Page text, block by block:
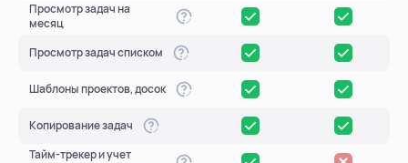
Просмотр задач на
месяц
Просмотр задач списком
Шаблоны проектов, досок
Копирование задач
Тайм-трекер и учет